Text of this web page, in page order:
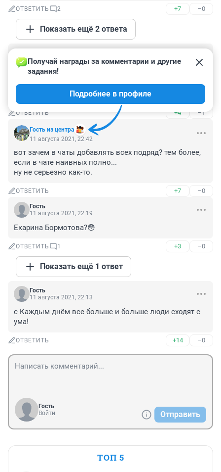
ОТВЕТИТЬ 2 +7 –0
Показать ещё 2 ответа
12 августа 2021, 02:51
Дак это может она причастны к похищению Насти?
Или зачем тогда вводить в заблуждение волонтёров
и остальных людей?
ОТВЕТИТЬ +4 –1
Гость из центра
Получай награды за комментарии и другие
задания!
Подробнее в профиле
11 августа 2021, 22:42
вот зачем в чаты добавлять всех подряд? тем более,
если в чате наивных полно...
ну не серьезно как-то.
ОТВЕТИТЬ +7 –0
Гость
11 августа 2021, 22:19
Екарина Бормотова?😳
ОТВЕТИТЬ 1 +3 –0
Показать ещё 1 ответ
Гость
11 августа 2021, 22:13
с Каждым днём все больше и больше люди сходят с
ума!
ОТВЕТИТЬ +14 –0
Гость
Войти
Отправить
ТОП 5